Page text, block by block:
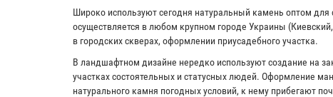
Широко используют сегодня натуральный камень оптом
осуществляется в любом крупном городе Украины
в городских скверах, оформлении приусадебного участка.
В ландшафтном дизайне нередко используют создание на
участках состоятельных и статусных людей. Оформление
натурального камня погодных условий, к нему прибегают